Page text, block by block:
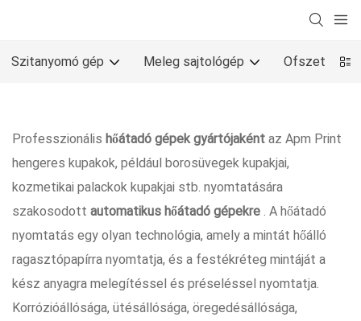
Szitanyomó gép Meleg sajtológép Ofszet
Professzionális hőátadó gépek gyártójakéntaz Apm Print
hengeres kupakok, például borosüvegek kupakjai,
kozmetikai palackok kupakjai stb. nyomtatására
szakosodott automatikus hőátadó gépekre. A hőátadó
nyomtatás egy olyan technológia, amely a mintát hőálló
ragasztópapírra nyomtatja, és a festékréteg mintáját a
kész anyagra melegítéssel és préseléssel nyomtatja.
Korrózióállósága, ütésállósága, öregedésállósága,